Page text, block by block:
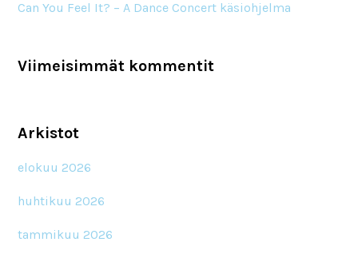
Can You Feel It? – A Dance Concert käsiohjelma
Viimeisimmät kommentit
Arkistot
elokuu 2026
huhtikuu 2026
tammikuu 2026